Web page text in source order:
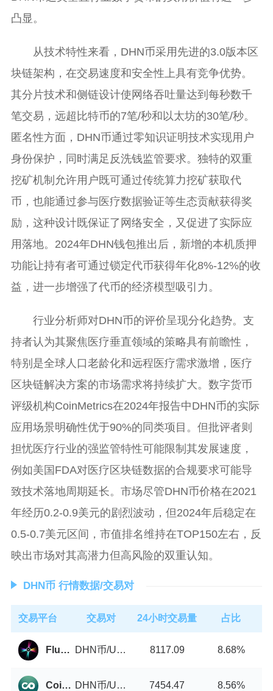
凸显。
从技术特性来看，DHN币采用先进的3.0版本区
块链架构，在交易速度和安全性上具有竞争优势。
其分片技术和侧链设计使网络吞吐量达到每秒数千
笔交易，远超比特币的7笔/秒和以太坊的30笔/秒。
匿名性方面，DHN币通过零知识证明技术实现用户
身份保护，同时满足反洗钱监管要求。独特的双重
挖矿机制允许用户既可通过传统算力挖矿获取代
币，也能通过参与医疗数据验证等生态贡献获得奖
励，这种设计既保证了网络安全，又促进了实际应
用落地。2024年DHN钱包推出后，新增的本机质押
功能让持有者可通过锁定代币获得年化8%-12%的收
益，进一步增强了代币的经济模型吸引力。
行业分析师对DHN币的评价呈现分化趋势。支
持者认为其聚焦医疗垂直领域的策略具有前瞻性，
特别是全球人口老龄化和远程医疗需求激增，医疗
区块链解决方案的市场需求将持续扩大。数字货币
评级机构CoinMetrics在2024年报告中DHN币的实际
应用场景明确性优于90%的同类项目。但批评者则
担忧医疗行业的强监管特性可能限制其发展速度，
例如美国FDA对医疗区块链数据的合规要求可能导
致技术落地周期延长。市场尽管DHN币价格在2021
年经历0.2-0.9美元的剧烈波动，但2024年后稳定在
0.5-0.7美元区间，市值排名维持在TOP150左右，反
映出市场对其高潜力但高风险的双重认知。
DHN币 行情数据/交易对
交易平台 交易对 24小时交易量 占比
FluxBeam DHN币/USDT 8117.09 8.68%
Coin8 Exchange DHN币/USDT 7454.47 8.56%